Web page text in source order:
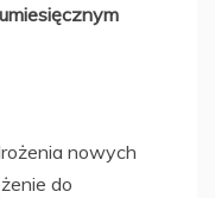
nowych
do